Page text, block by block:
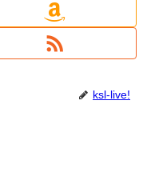
ksl-live!